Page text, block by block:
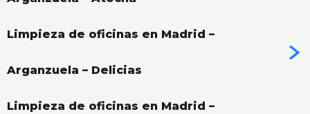
Limpieza de oficinas en Madrid –
Arganzuela – Delicias
Limpieza de oficinas en Madrid –